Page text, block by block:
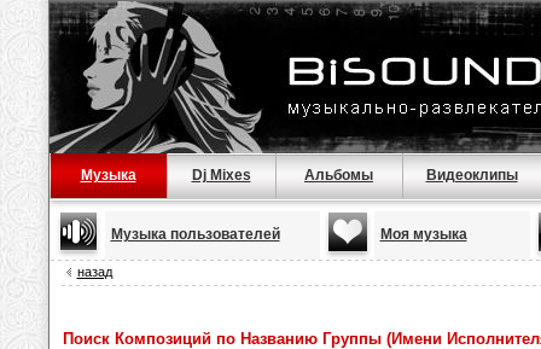
Музыка Dj Mixes Альбомы Видеоклипы
Музыка пользователей Моя музыка
назад
Поиск Композиций по Названию Группы (Имени